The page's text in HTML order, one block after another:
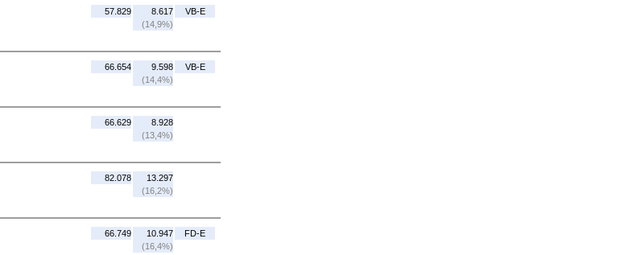
57.829
8.617
(14,9%)
VB-E
66.654
9.598
(14,4%)
VB-E
66.629
8.928
(13,4%)
82.078
13.297
(16,2%)
66.749
10.947
(16,4%)
FD-E